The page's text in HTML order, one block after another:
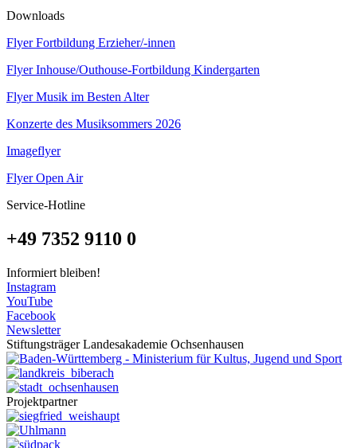
Downloads
Flyer Fortbildung Erzieher/-innen
Flyer Inhouse/Outhouse-Fortbildung Kindergarten
Flyer Musik im Besten Alter
Konzerte des Musiksommers 2026
Imageflyer
Flyer Open Air
Service-Hotline
+49 7352 9110 0
Informiert bleiben!
Instagram
YouTube
Facebook
Newsletter
Stiftungsträger Landesakademie Ochsenhausen
Projektpartner